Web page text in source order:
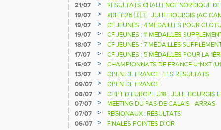
21/07
>
RÉSULTATS CHALLENGE NORDIQUE
2025 2026
19/07 >
#RIETI26 🇮🇹 : JULIE BOURGIS (AC
D'EUROPE U18 DE LA PERCHE
19/07 >
CF JEUNES : 4 MÉDAILLES POUR
19/07
>
CF JEUNES : 11 MÉDAILLES
18/07
>
CF JEUNES : 7 MÉDAILLES
17/07
>
CF JEUNES : 5 MÉDAILLES POUR LA
15/07
>
CHAMPIONNATS DE FRANCE U*NXT
13/07
>
OPEN DE FRANCE : LES RÉSULTATS
09/07
>
OPEN DE FRANCE
08/07
>
CHPT D'EUROPE U18 : JULIE BOURGIS
07/07
>
MEETING DU PAS DE CALAIS - ARRAS
07/07
>
RÉGIONAUX : RÉSULTATS
06/07
> FINALES POINTES D'OR